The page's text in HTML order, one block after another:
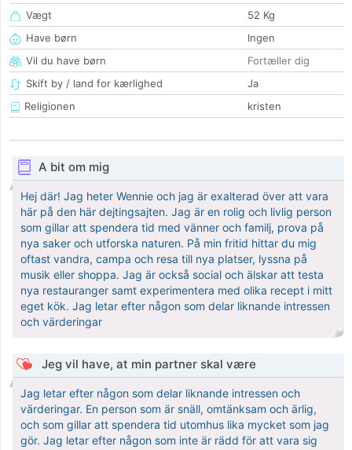
Vægt
52 Kg
Have børn
Ingen
Vil du have børn
Fortæller dig
Skift by / land for kærlighed
Ja
Religionen
kristen
A bit om mig
Hej där! Jag heter Wennie och jag är exalterad över att vara
här på den här dejtingsajten. Jag är en rolig och livlig person
som gillar att spendera tid med vänner och familj, prova på
nya saker och utforska naturen. På min fritid hittar du mig
oftast vandra, campa och resa till nya platser, lyssna på
musik eller shoppa. Jag är också social och älskar att testa
nya restauranger samt experimentera med olika recept i mitt
eget kök. Jag letar efter någon som delar liknande intressen
och värderingar
Jeg vil have, at min partner skal være
Jag letar efter någon som delar liknande intressen och
värderingar. En person som är snäll, omtänksam och ärlig,
och som gillar att spendera tid utomhus lika mycket som jag
gör. Jag letar efter någon som inte är rädd för att vara sig